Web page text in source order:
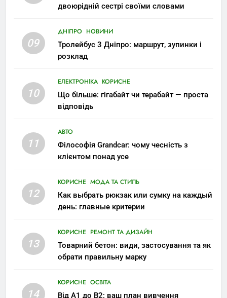
двоюрідній сестрі своїми словами
09
ДНІПРО НОВИНИ
Тролейбус 3 Дніпро: маршрут, зупинки і
розклад
10
ЕЛЕКТРОНІКА КОРИСНЕ
Що більше: гігабайт чи терабайт — проста
відповідь
11
АВТО
Філософія Grandcar: чому чесність з
клієнтом понад усе
12
КОРИСНЕ МОДА ТА СТИЛЬ
Как выбрать рюкзак или сумку на каждый
день: главные критерии
13
КОРИСНЕ РЕМОНТ ТА ДИЗАЙН
Товарний бетон: види, застосування та як
обрати правильну марку
14
КОРИСНЕ ОСВІТА
Від A1 до B2: ваш план вивчення